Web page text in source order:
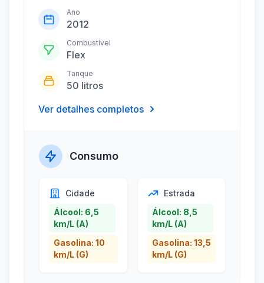
Ano
2012
Combustível
Flex
Tanque
50 litros
Ver detalhes completos
Consumo
Cidade
Álcool: 6,5
km/L (A)
Gasolina: 10
km/L (G)
Estrada
Álcool: 8,5
km/L (A)
Gasolina: 13,5
km/L (G)